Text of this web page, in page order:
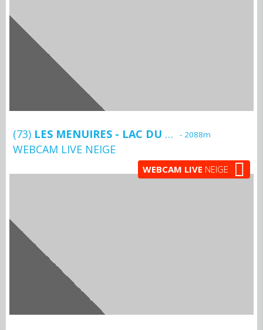
(73) LES MENUIRES - LAC DU LOU - 2088m
WEBCAM LIVE NEIGE
WEBCAM LIVE NEIGE